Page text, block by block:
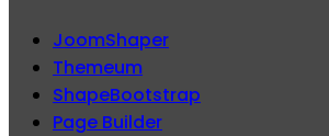
JoomShaper
Themeum
ShapeBootstrap
Page Builder